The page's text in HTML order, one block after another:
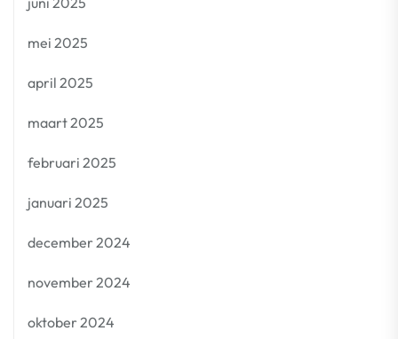
mei 2025
april 2025
maart 2025
februari 2025
januari 2025
december 2024
november 2024
oktober 2024